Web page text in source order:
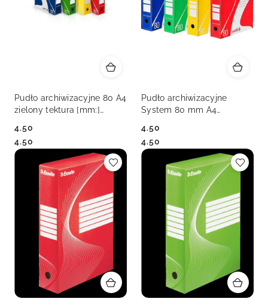
Pudło archiwizacyjne 80 A4
zielony tektura [mm:]
(434/06)
Cena:
4.50
Cena:
4.50
Pudło archiwizacyjne
System 80 mm A4
bezkwasowa [mm:]
330x290x 80 VauPe
(434/03)
Cena:
4.50
Cena:
4.50